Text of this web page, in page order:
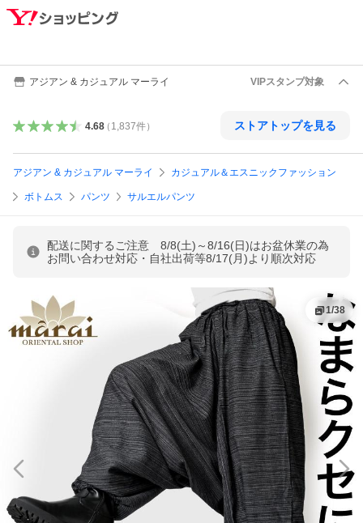
アジアン & カジュアル マーライ VIPスタンプ対象
4.68（ 1,837件） ストアトップを見る
アジアン & カジュアル マーライ カジュアル＆エスニックファッション
ボトムス パンツ サルエルパンツ
配送に関するご注意 8/8(土)～8/16(日)はお盆休業の為
お問い合わせ対応・自社出荷等8/17(月)より順次対応
1/38